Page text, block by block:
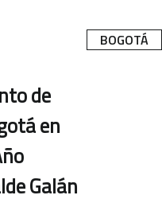
BOGOTÁ
de
en
Galán